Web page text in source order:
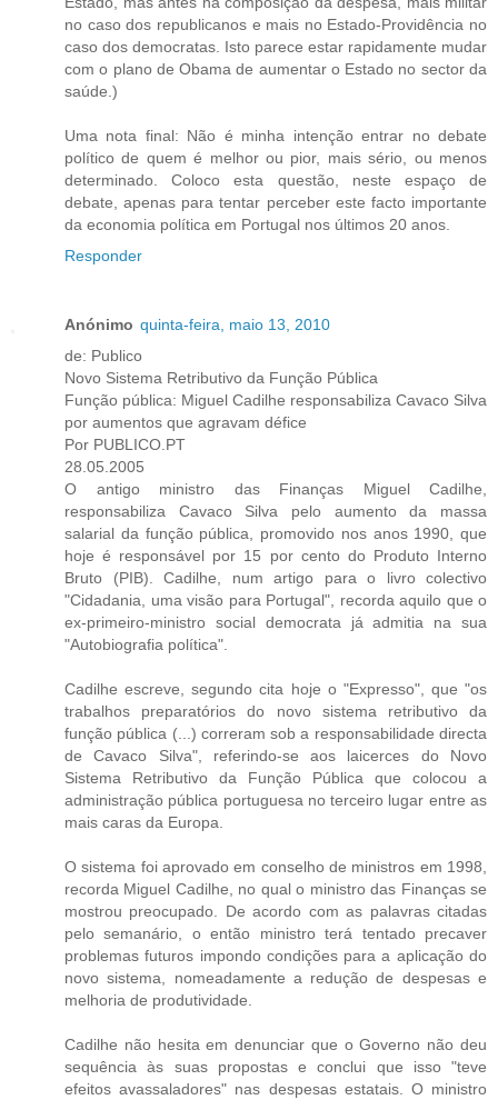
no caso dos republicanos e mais no Estado-Providência no
caso dos democratas. Isto parece estar rapidamente mudar
com o plano de Obama de aumentar o Estado no sector da
saúde.)
Uma nota final: Não é minha intenção entrar no debate
político de quem é melhor ou pior, mais sério, ou menos
determinado. Coloco esta questão, neste espaço de
debate, apenas para tentar perceber este facto importante
da economia política em Portugal nos últimos 20 anos.
Responder
Anónimo quinta-feira, maio 13, 2010
de: Publico
Novo Sistema Retributivo da Função Pública
Função pública: Miguel Cadilhe responsabiliza Cavaco Silva
por aumentos que agravam défice
Por PUBLICO.PT
28.05.2005
O antigo ministro das Finanças Miguel Cadilhe,
responsabiliza Cavaco Silva pelo aumento da massa
salarial da função pública, promovido nos anos 1990, que
hoje é responsável por 15 por cento do Produto Interno
Bruto (PIB). Cadilhe, num artigo para o livro colectivo
"Cidadania, uma visão para Portugal", recorda aquilo que o
ex-primeiro-ministro social democrata já admitia na sua
"Autobiografia política".
Cadilhe escreve, segundo cita hoje o "Expresso", que "os
trabalhos preparatórios do novo sistema retributivo da
função pública (...) correram sob a responsabilidade directa
de Cavaco Silva", referindo-se aos laicerces do Novo
Sistema Retributivo da Função Pública que colocou a
administração pública portuguesa no terceiro lugar entre as
mais caras da Europa.
O sistema foi aprovado em conselho de ministros em 1998,
recorda Miguel Cadilhe, no qual o ministro das Finanças se
mostrou preocupado. De acordo com as palavras citadas
pelo semanário, o então ministro terá tentado precaver
problemas futuros impondo condições para a aplicação do
novo sistema, nomeadamente a redução de despesas e
melhoria de produtividade.
Cadilhe não hesita em denunciar que o Governo não deu
sequência às suas propostas e conclui que isso "teve
efeitos avassaladores" nas despesas estatais. O ministro